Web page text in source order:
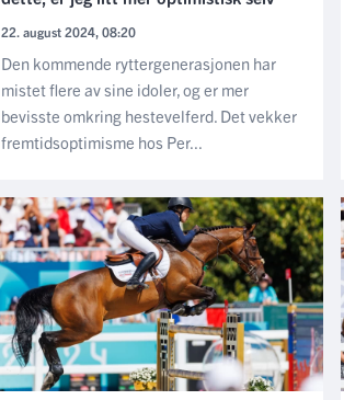
22. august 2024, 08:20
Den kommende ryttergenerasjonen har
mistet flere av sine idoler, og er mer
bevisste omkring hestevelferd. Det vekker
fremtidsoptimisme hos Per...